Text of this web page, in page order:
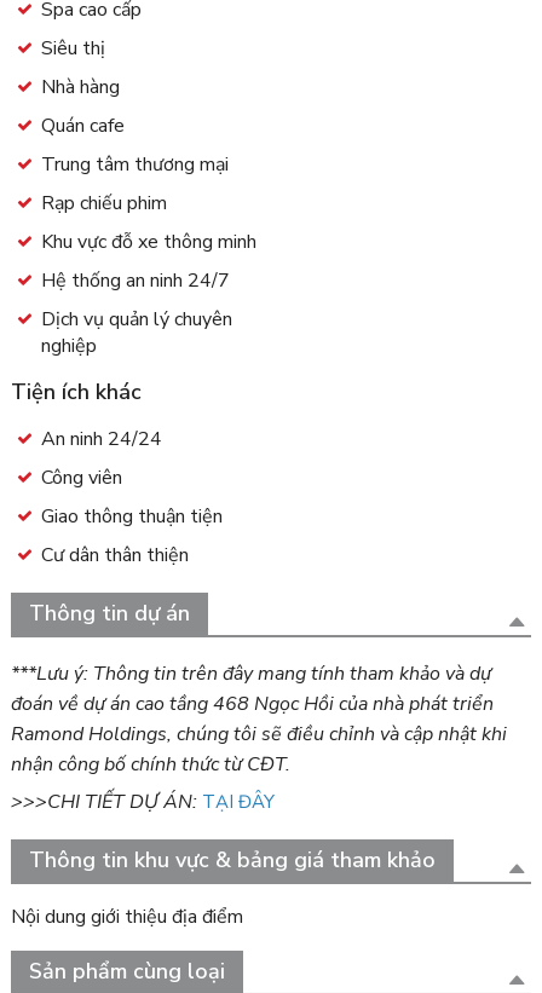
Spa cao cấp
Siêu thị
Nhà hàng
Quán cafe
Trung tâm thương mại
Rạp chiếu phim
Khu vực đỗ xe thông minh
Hệ thống an ninh 24/7
Dịch vụ quản lý chuyên
nghiệp
Tiện ích khác
An ninh 24/24
Công viên
Giao thông thuận tiện
Cư dân thân thiện
Thông tin dự án
***Lưu ý: Thông tin trên đây mang tính tham khảo và dự
đoán về dự án cao tầng 468 Ngọc Hồi của nhà phát triển
Ramond Holdings, chúng tôi sẽ điều chỉnh và cập nhật khi
nhận công bố chính thức từ CĐT.
>>>CHI TIẾT DỰ ÁN: TẠI ĐÂY
Thông tin khu vực & bảng giá tham khảo
Nội dung giới thiệu địa điểm
Sản phẩm cùng loại